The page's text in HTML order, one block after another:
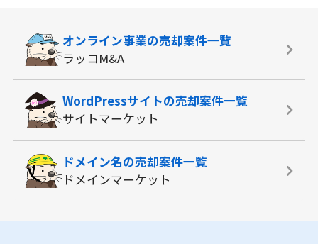
オンライン事業の売却案件一覧
ラッコM&A
WordPressサイトの売却案件一覧
サイトマーケット
ドメイン名の売却案件一覧
ドメインマーケット